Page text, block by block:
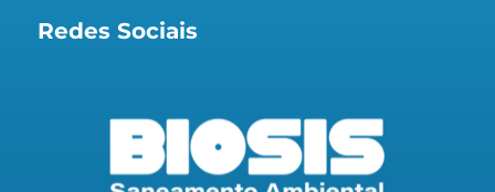
Redes Sociais